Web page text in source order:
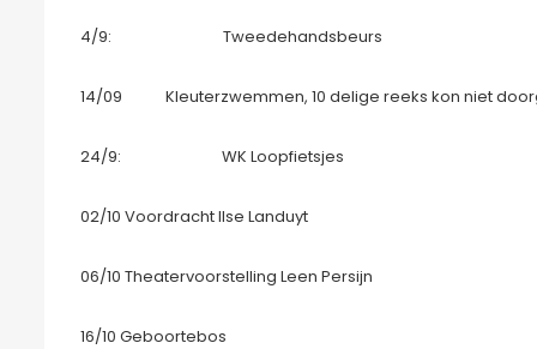
4/9: Tweedehandsbeurs
14/09 Kleuterzwemmen, 10 delige reeks kon niet
24/9: WK Loopfietsjes
02/10 Voordracht Ilse Landuyt
06/10 Theatervoorstelling Leen Persijn
16/10 Geboortebos